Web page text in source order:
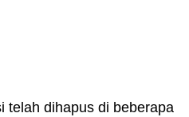
telah dihapus di beberapa